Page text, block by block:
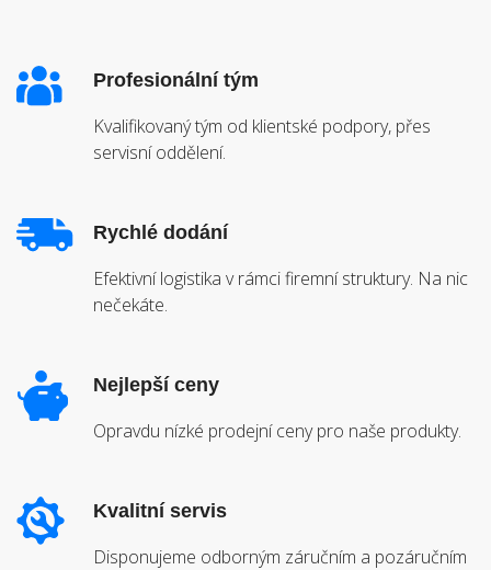
Profesionální tým
Kvalifikovaný tým od klientské podpory, přes
servisní oddělení.
Rychlé dodání
Efektivní logistika v rámci firemní struktury. Na nic
nečekáte.
Nejlepší ceny
Opravdu nízké prodejní ceny pro naše produkty.
Kvalitní servis
Disponujeme odborným záručním a pozáručním